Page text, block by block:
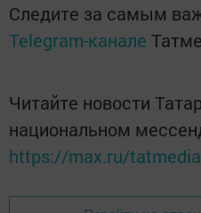
Следите за самым
Telegram-канале
Читайте новости
национальном
https://max.ru/tatmedia